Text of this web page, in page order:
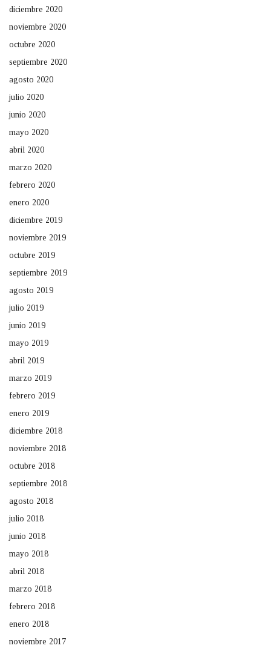
diciembre 2020
noviembre 2020
octubre 2020
septiembre 2020
agosto 2020
julio 2020
junio 2020
mayo 2020
abril 2020
marzo 2020
febrero 2020
enero 2020
diciembre 2019
noviembre 2019
octubre 2019
septiembre 2019
agosto 2019
julio 2019
junio 2019
mayo 2019
abril 2019
marzo 2019
febrero 2019
enero 2019
diciembre 2018
noviembre 2018
octubre 2018
septiembre 2018
agosto 2018
julio 2018
junio 2018
mayo 2018
abril 2018
marzo 2018
febrero 2018
enero 2018
noviembre 2017